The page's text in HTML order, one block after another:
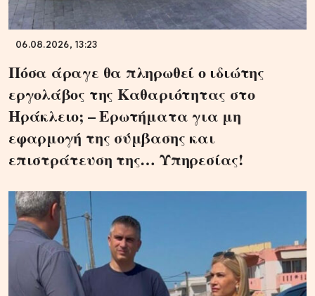
06.08.2026, 13:23
Πόσα άραγε θα πληρωθεί ο ιδιώτης
εργολάβος της Καθαριότητας στο
Ηράκλειο; – Ερωτήματα για μη
εφαρμογή της σύμβασης και
επιστράτευση της… Υπηρεσίας!